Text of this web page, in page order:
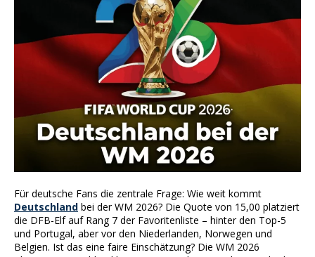
Für deutsche Fans die zentrale Frage: Wie weit kommt
Deutschland bei der WM 2026? Die Quote von 15,00 platziert
die DFB-Elf auf Rang 7 der Favoritenliste – hinter den Top-5
und Portugal, aber vor den Niederlanden, Norwegen und
Belgien. Ist das eine faire Einschätzung? Die WM 2026